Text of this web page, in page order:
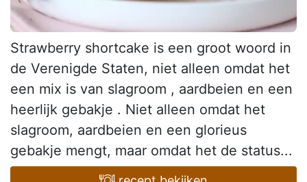
Strawberry shortcake is een groot woord in
de Verenigde Staten, niet alleen omdat het
een mix is van slagroom , aardbeien en een
heerlijk gebakje . Niet alleen omdat het
slagroom, aardbeien en een glorieus
gebakje mengt, maar omdat het de status...